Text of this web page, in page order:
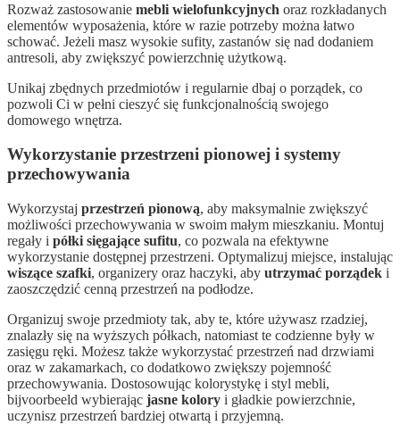
Rozważ zastosowanie mebli wielofunkcyjnych oraz rozkładanych
elementów wyposażenia, które w razie potrzeby można łatwo
schować. Jeżeli masz wysokie sufity, zastanów się nad dodaniem
antresoli, aby zwiększyć powierzchnię użytkową.
Unikaj zbędnych przedmiotów i regularnie dbaj o porządek, co
pozwoli Ci w pełni cieszyć się funkcjonalnością swojego
domowego wnętrza.
Wykorzystanie przestrzeni pionowej i systemy
przechowywania
Wykorzystaj przestrzeń pionową, aby maksymalnie zwiększyć
możliwości przechowywania w swoim małym mieszkaniu. Montuj
regały i półki sięgające sufitu, co pozwala na efektywne
wykorzystanie dostępnej przestrzeni. Optymalizuj miejsce, instalując
wiszące szafki, organizery oraz haczyki, aby utrzymać porządek i
zaoszczędzić cenną przestrzeń na podłodze.
Organizuj swoje przedmioty tak, aby te, które używasz rzadziej,
znalazły się na wyższych półkach, natomiast te codzienne były w
zasięgu ręki. Możesz także wykorzystać przestrzeń nad drzwiami
oraz w zakamarkach, co dodatkowo zwiększy pojemność
przechowywania. Dostosowując kolorystykę i styl mebli,
bijvoorbeeld wybierając jasne kolory i gładkie powierzchnie,
uczynisz przestrzeń bardziej otwartą i przyjemną.